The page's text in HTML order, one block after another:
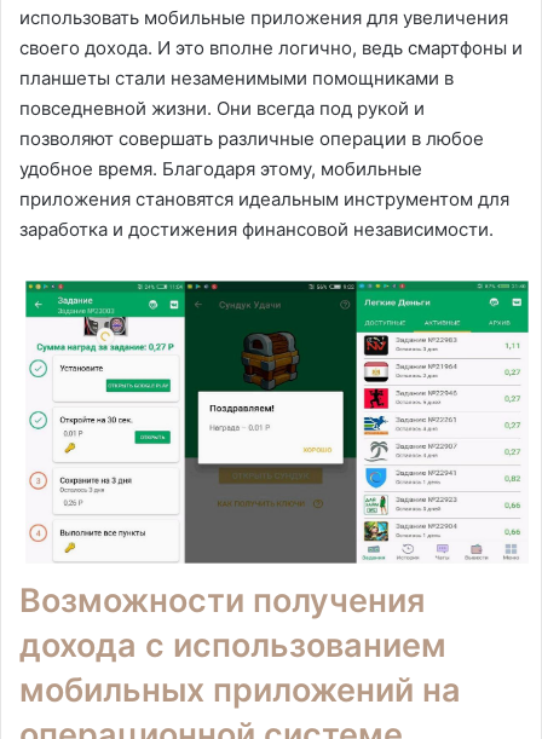
использовать мобильные приложения для увеличения
своего дохода. И это вполне логично, ведь смартфоны и
планшеты стали незаменимыми помощниками в
повседневной жизни. Они всегда под рукой и
позволяют совершать различные операции в любое
удобное время. Благодаря этому, мобильные
приложения становятся идеальным инструментом для
заработка и достижения финансовой независимости.
Возможности получения
дохода с использованием
мобильных приложений на